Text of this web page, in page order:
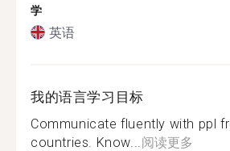
学
英语
我的语言学习目标
Communicate fluently with ppl
countries. Know... 阅读更多